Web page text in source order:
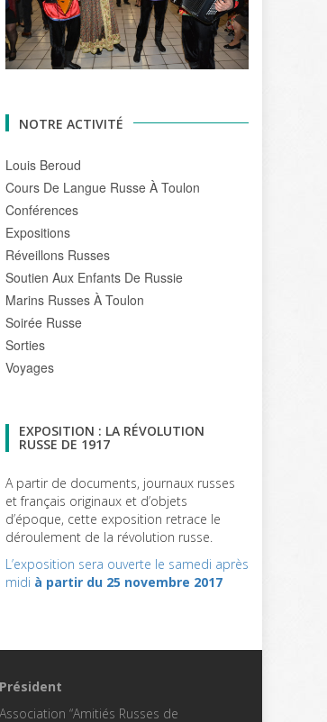
NOTRE ACTIVITÉ
Louis Beroud
Cours De Langue Russe À Toulon
Conférences
Expositions
Réveillons Russes
Soutien Aux Enfants De Russie
Marins Russes À Toulon
Soirée Russe
Sorties
Voyages
EXPOSITION : LA RÉVOLUTION
RUSSE DE 1917
A partir de documents, journaux russes
et français originaux et d’objets
d’époque, cette exposition retrace le
déroulement de la révolution russe.
L’exposition sera ouverte le samedi après
midi à partir du 25 novembre 2017
Président
Association “Amitiés Russes de